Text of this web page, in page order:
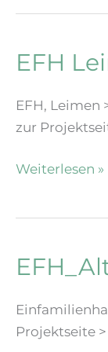
EFH
EFH, Leimen
zur
EFH
Weiterlesen »
Projektseite